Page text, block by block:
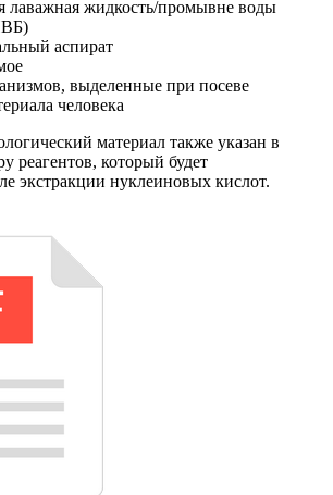
лаважная жидкость/промывне воды
аспират
выделенные при посеве
человека
материал также указан в
реагентов, который будет
экстракции нуклеиновых кислот.